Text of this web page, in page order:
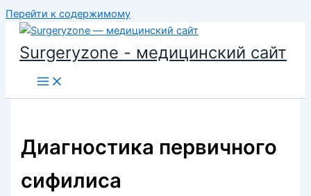
Перейти к содержимому
Surgeryzone - медицинский сайт
Диагностика первичного
сифилиса